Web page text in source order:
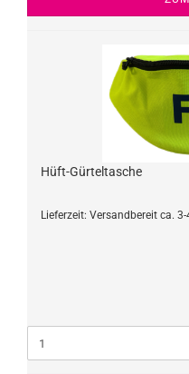
Hüft-Gürteltasche
Lieferzeit: Versandbereit ca. 3-